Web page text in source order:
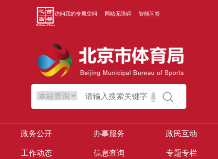
访问我的专属空间 网站无障碍 智能问答
政务公开 办事服务 政民互动
工作动态 信息查询 专题专栏